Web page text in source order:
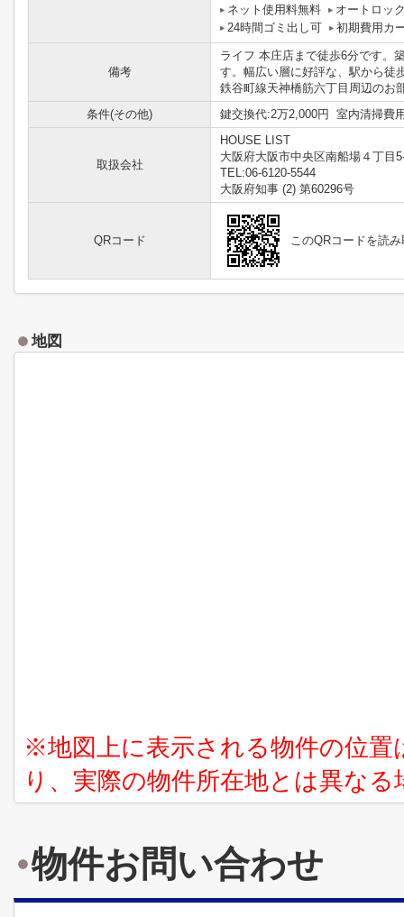
ネット使用料無料
オートロッ
24時間ゴミ出し可
初期費用カ
備考
ライフ 本庄店まで徒歩6分です。
す。幅広い層に好評な、駅から徒
鉄谷町線天神橋筋六丁目周辺のお
条件(その他)
鍵交換代:2万2,000円 室内清掃費
取扱会社
HOUSE LIST
大阪府大阪市中央区南船場４丁目
TEL:06-6120-5544
大阪府知事 (2) 第60296号
QRコード このQRコードを読
地図
※地図上に表示される物件の位
り、実際の物件所在地とは異な
物件お問い合わせ